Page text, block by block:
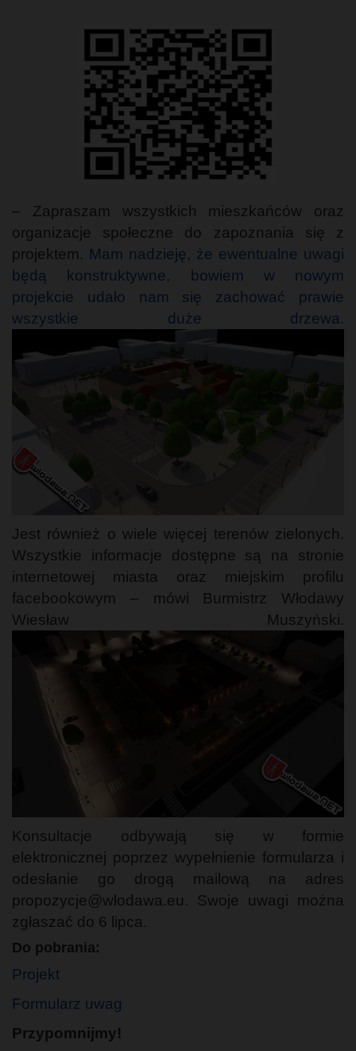
– Zapraszam wszystkich mieszkańców oraz
organizacje społeczne do zapoznania się z
projektem. Mam nadzieję, że ewentualne uwagi
będą konstruktywne, bowiem w nowym
projekcie udało nam się zachować prawie
wszystkie duże drzewa.
Jest również o wiele więcej terenów zielonych.
Wszystkie informacje dostępne są na stronie
internetowej miasta oraz miejskim profilu
facebookowym – mówi Burmistrz Włodawy
Wiesław Muszyński.
Konsultacje odbywają się w formie
elektronicznej poprzez wypełnienie formularza i
odesłanie go drogą mailową na adres
propozycje@wlodawa.eu. Swoje uwagi można
zgłaszać do 6 lipca.
Do pobrania:
Projekt
Formularz uwag
Przypomnijmy!